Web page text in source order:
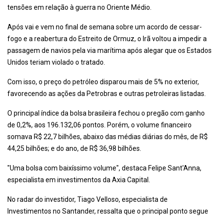
tensões em relação à guerra no Oriente Médio.
Após vai e vem no final de semana sobre um acordo de cessar-
fogo e a reabertura do Estreito de Ormuz, o Irã voltou a impedir a
passagem de navios pela via marítima após alegar que os Estados
Unidos teriam violado o tratado.
Com isso, o preço do petróleo disparou mais de 5% no exterior,
favorecendo as ações da Petrobras e outras petroleiras listadas.
O principal índice da bolsa brasileira fechou o pregão com ganho
de 0,2%, aos 196.132,06 pontos. Porém, o volume financeiro
somava R$ 22,7 bilhões, abaixo das médias diárias do mês, de R$
44,25 bilhões; e do ano, de R$ 36,98 bilhões.
"Uma bolsa com baixíssimo volume", destaca Felipe Sant'Anna,
especialista em investimentos da Axia Capital.
No radar do investidor, Tiago Velloso, especialista de
Investimentos no Santander, ressalta que o principal ponto segue